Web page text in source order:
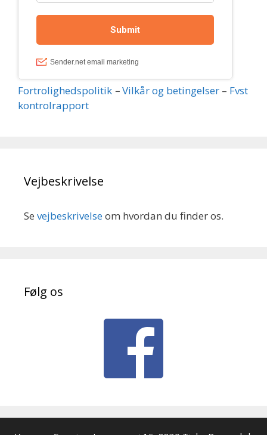
Fortrolighedspolitik –Vilkår og betingelser – Fvst
kontrolrapport
Vejbeskrivelse
Se vejbeskrivelseom hvordan du finder os.
Følg os